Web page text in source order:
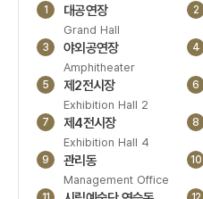
1 대공연장
Grand Hall
2
3 야외공연장
Amphitheater
4
5 제2전시장
Exhibition Hall 2
6
7 제4전시장
Exhibition Hall 4
8
9 관리동
Management Office
10